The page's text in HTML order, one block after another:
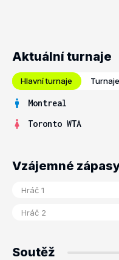
Aktuální turnaje
Hlavní turnaje
Montreal
Toronto WTA
Vzájemné
Soutěž